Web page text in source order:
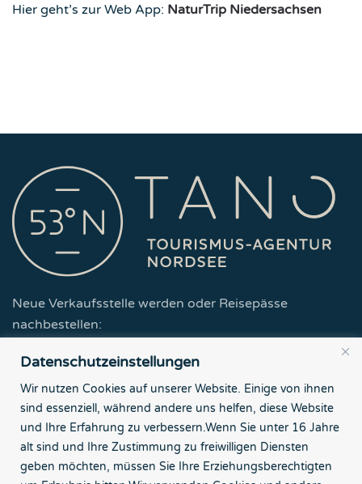
Datenschutzeinstellungen
Wir nutzen Cookies auf unserer Website. Einige von ihnen
sind essenziell, während andere uns helfen, diese Website
und Ihre Erfahrung zu verbessern.Wenn Sie unter 16 Jahre
alt sind und Ihre Zustimmung zu freiwilligen Diensten
geben möchten, müssen Sie Ihre Erziehungsberechtigten
Hier geht’s zur Web App: NaturTrip Niedersachsen
Neue Verkaufsstelle werden oder Reisepässe
nachbestellen:
Zur Partner-Seite
Tourismus-Agentur Nordsee GmbH
Börsenstr. 7
26382 Wilhelmshaven